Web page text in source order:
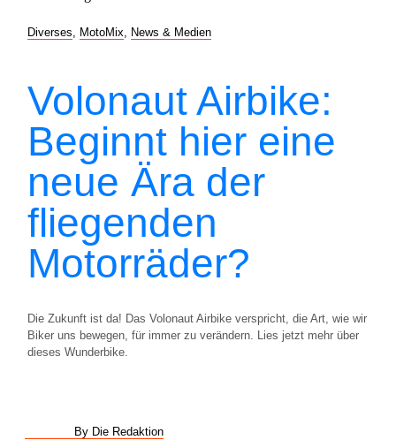
Diverses MotoMix News & Medien
Volonaut Airbike:
Beginnt hier eine
neue Ära der
fliegenden
Motorräder?
Die Zukunft ist da! Das Volonaut Airbike verspricht, die Art, wie wir
Biker uns bewegen, für immer zu verändern. Lies jetzt mehr über
dieses Wunderbike.
By Die Redaktion